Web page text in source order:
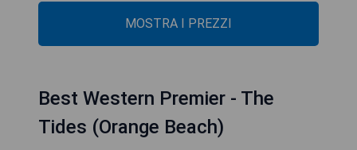
MOSTRA I PREZZI
Best Western Premier - The
Tides (Orange Beach)